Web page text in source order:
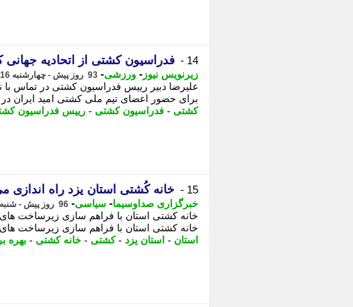
14 - فدراسیون کشتی از اتحادیه
زیرنویس نیوز - ورزشی- 93 روز پیش - چهارشنبه 16 اردیبهشت 1405، 05:52
علیرضا دبیر رییس فدراسیون کشتی در تماس با
برای حضور اعضای تیم ملی کشتی امید ایران در
کشتی - فدراسیون کشتی - رییس فدراسیون
15 - خانه کُشتی استان یزد راه اندازی
خبرگزاری صداوسیما- سیاسی- 96 روز پیش - شنبه 12 اردیبهشت 1405، 14:30
خانه کشتی استان با فراهم سازی زیرساخت
خانه کشتی استان با فراهم سازی زیرساخت
استان - استان یزد -کشتی - خانه کشتی - بهره